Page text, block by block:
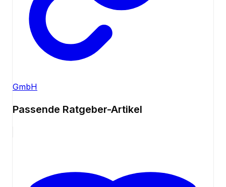
GmbH
Passende Ratgeber-Artikel